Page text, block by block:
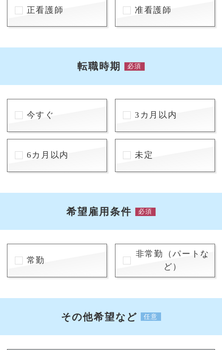
正看護師 准看護師
転職時期 必須
今すぐ 3カ月以内
6カ月以内 未定
希望雇用条件 必須
常勤
非常勤（パートな
ど）
その他希望など 任意